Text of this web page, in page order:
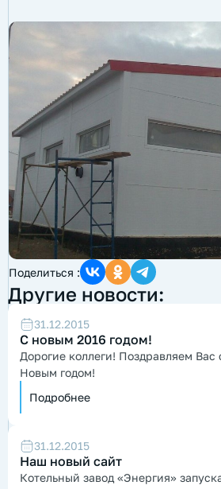
Поделиться :
Другие новости:
31.12.2015
С новым 2016 годом!
Дорогие коллеги! Поздравляем
Новым годом!
Подробнее
31.12.2015
Наш новый сайт
Котельный завод «Энергия»